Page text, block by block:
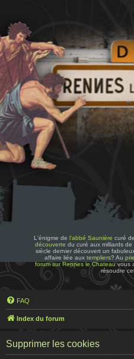
L'énigme de l'abbé Saunière curé de
découverte du curé aux milliards
siècle dernier découvert un
affaire liée aux templiers? Au
forum sur Rennes le Chateauvous
résoudre
FAQ
Index du forum
Supprimer les cookies